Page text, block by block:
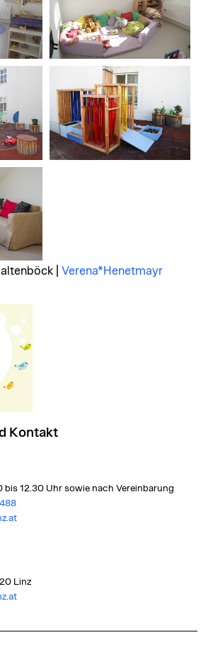
| Verena*Henetmayr
Kontakt
12.30 Uhr sowie nach Vereinbarung
Linz